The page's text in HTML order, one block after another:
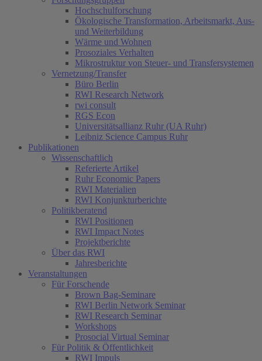
Hochschulforschung
Ökologische Transformation, Arbeitsmarkt, Aus-
und Weiterbildung
Wärme und Wohnen
Prosoziales Verhalten
Mikrostruktur von Steuer- und Transfersystemen
Vernetzung/Transfer
Büro Berlin
RWI Research Network
rwi consult
RGS Econ
Universitätsallianz Ruhr (UA Ruhr)
Leibniz Science Campus Ruhr
Publikationen
Wissenschaftlich
Referierte Artikel
Ruhr Economic Papers
RWI Materialien
RWI Konjunkturberichte
Politikberatend
RWI Positionen
RWI Impact Notes
Projektberichte
Über das RWI
Jahresberichte
Veranstaltungen
Für Forschende
Brown Bag-Seminare
RWI Berlin Network Seminar
RWI Research Seminar
Workshops
Prosocial Virtual Seminar
Für Politik & Öffentlichkeit
RWI Impuls